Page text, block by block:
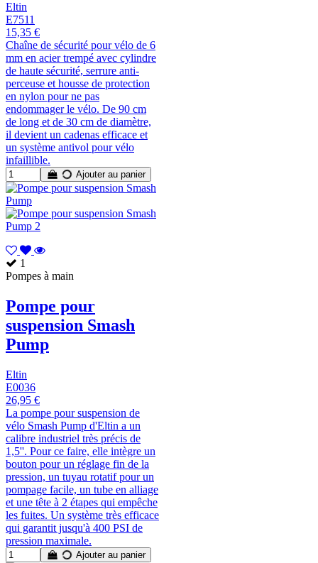
Eltin
E7511
15,35 €
Chaîne de sécurité pour vélo de 6
mm en acier trempé avec cylindre
de haute sécurité, serrure anti-
perceuse et housse de protection
en nylon pour ne pas
endommager le vélo. De 90 cm
de long et de 30 cm de diamètre,
il devient un cadenas efficace et
un système antivol pour vélo
infaillible.
Ajouter au panier
1
Pompes à main
Pompe pour
suspension Smash
Pump
Eltin
E0036
26,95 €
La pompe pour suspension de
vélo Smash Pump d'Eltin a un
calibre industriel très précis de
1,5''. Pour ce faire, elle intègre un
bouton pour un réglage fin de la
pression, un tuyau rotatif pour un
pompage facile, un tube en alliage
et une tête à 2 étapes qui empêche
les fuites. Un système très efficace
qui garantit jusqu'à 400 PSI de
pression maximale.
Ajouter au panier